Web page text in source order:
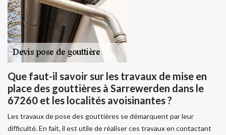
Que faut-il savoir sur les travaux de mise en
place des gouttières à Sarrewerden dans le
67260 et les localités avoisinantes ?
Les travaux de pose des gouttières se démarquent par leur
difficulté. En fait, il est utile de réaliser ces travaux en contactant